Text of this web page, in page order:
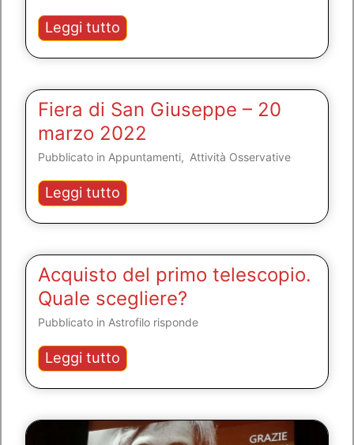
Leggi tutto Promossi
e
28
maggio
2022
Fiera di San Giuseppe – 20
marzo 2022
Pubblicato in Appuntamenti, Attività Osservative
Leggi tutto Fiera
di
Giuseppe
–
20
marzo
2022
Acquisto del primo telescopio.
Quale scegliere?
Pubblicato in Astrofilo risponde
Leggi tutto Acquisto
del
primo
telescopio.
Quale